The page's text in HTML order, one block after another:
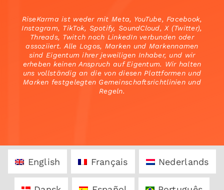
RiseKarma ist weder mit Meta, YouTube, Facebook,
Instagram, TikTok, Spotify, SoundCloud, X (Twitter),
Threads, Twitch noch LinkedIn verbunden oder
assoziiert. Alle Logos, Marken und Markennamen
sind Eigentum ihrer jeweiligen Inhaber, und wir
erheben keinen Anspruch auf Eigentum. Wir halten
uns vollständig an die von diesen Plattformen und
Marken festgelegten Gemeinschaftsrichtlinien und
Regeln.
English Français Nederlands